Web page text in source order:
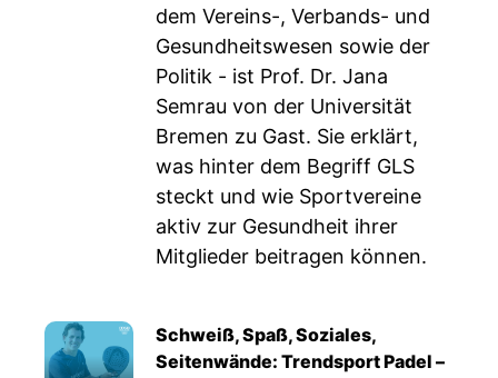
dem Vereins-, Verbands- und
Gesundheitswesen sowie der
Politik - ist Prof. Dr. Jana
Semrau von der Universität
Bremen zu Gast. Sie erklärt,
was hinter dem Begriff GLS
steckt und wie Sportvereine
aktiv zur Gesundheit ihrer
Mitglieder beitragen können.
Schweiß, Spaß, Soziales,
Seitenwände: Trendsport Padel –